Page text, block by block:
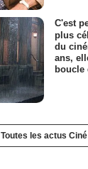
C'est
plus
du
ans,
boucle
Toutes les actus Ciné